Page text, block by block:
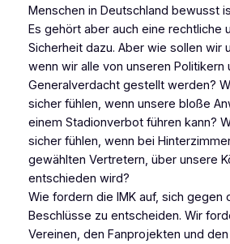
Menschen in Deutschland bewusst
Es gehört aber auch eine rechtliche
Sicherheit dazu. Aber wie sollen wir
wenn wir alle von unseren Politikern
Generalverdacht gestellt werden?
sicher fühlen, wenn unsere bloße
einem Stadionverbot führen kann?
sicher fühlen, wenn bei
gewählten Vertretern, über unsere
entschieden wird?
Wie fordern die IMK auf, sich gegen
Beschlüsse zu entscheiden. Wir
Vereinen, den Fanprojekten und